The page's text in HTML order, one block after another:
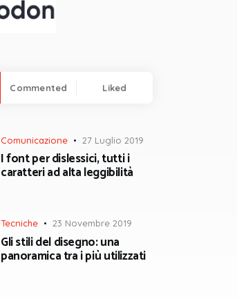
Commented Liked
Comunicazione 27 Luglio 2019
I font per dislessici, tutti i
caratteri ad alta leggibilità
Tecniche 23 Novembre 2019
Gli stili del disegno: una
panoramica tra i più utilizzati